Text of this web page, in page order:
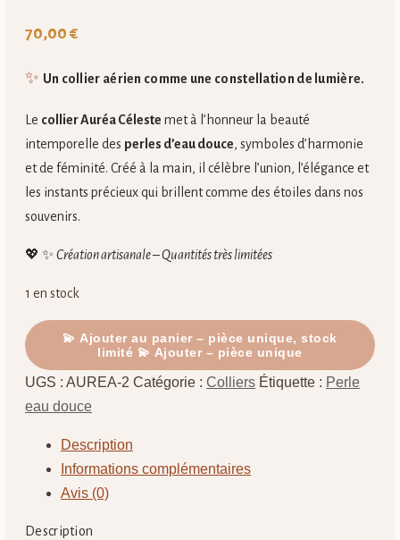
70,00 €
✨ Un collier aérien comme une constellation de lumière.
Le collier Auréa Céleste met à l’honneur la beauté
intemporelle des perles d’eau douce, symboles d’harmonie
et de féminité. Créé à la main, il célèbre l’union, l’élégance et
les instants précieux qui brillent comme des étoiles dans nos
souvenirs.
💖 ✨ Création artisanale – Quantités très limitées
1 en stock
quantité
de
Auréa
Céleste
Collier
Perles
d'eau
douce
💫 Ajouter au panier – pièce unique, stock
limité
UGS : AUREA-2 Catégorie : Colliers Étiquette : Perle
eau douce
Description
Informations complémentaires
Avis (0)
Description